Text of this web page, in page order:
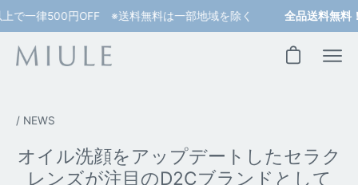
ン
で一律500円OFF ※送料無料は一部地域を除く 全品送料無料！
カートを開く
/ NEWS
オイル洗顔をアップデートしたセラク
レンズが注目のD2Cブランドとして